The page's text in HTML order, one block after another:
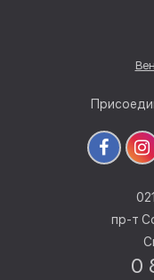
пр-т
0